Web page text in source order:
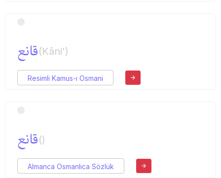
قانع(Kâni')
Resimli Kamus-ı Osmani
قانع()
Almanca Osmanlıca Sözlük